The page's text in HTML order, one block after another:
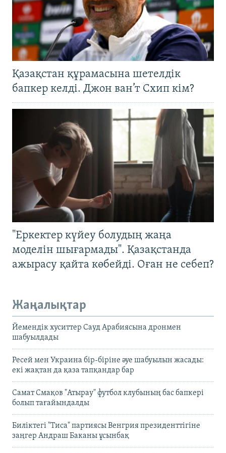
Қазақстан құрамасына шетелдік
бапкер келді. Джон ван’т Схип кім?
"Еркектер күйеу болудың жаңа
моделін шығармады". Қазақстанда
ажырасу қайта көбейді. Оған не себеп?
Жаңалықтар
Йемендік хуситтер Сауд Арабиясына дронмен
шабуылдады
Ресей мен Украина бір-біріне әуе шабуылын жасады:
екі жақтан да қаза тапқандар бар
Самат Смақов "Атырау" футбол клубының бас бапкері
болып тағайындалды
Биліктегі "Тиса" партиясы Венгрия президенттігіне
заңгер Андраш Баканы ұсынбақ